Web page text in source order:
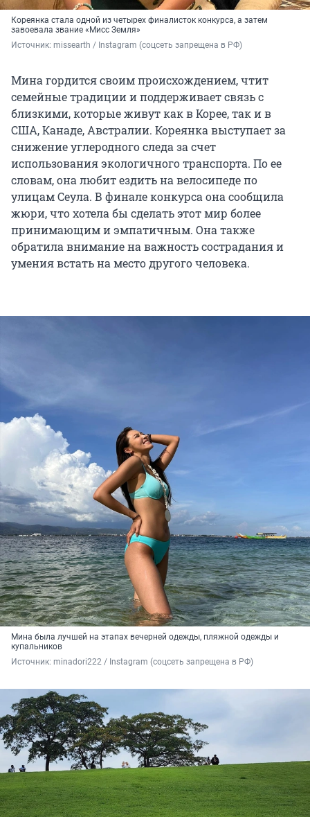
Кореянка стала одной из четырех финалисток конкурса, а затем
завоевала звание «Мисс Земля»
Источник: missearth / Instagram (соцсеть запрещена в РФ)
Мина гордится своим происхождением, чтит
семейные традиции и поддерживает связь с
близкими, которые живут как в Корее, так и в
США, Канаде, Австралии. Кореянка выступает за
снижение углеродного следа за счет
использования экологичного транспорта. По ее
словам, она любит ездить на велосипеде по
улицам Сеула. В финале конкурса она сообщила
жюри, что хотела бы сделать этот мир более
принимающим и эмпатичным. Она также
обратила внимание на важность сострадания и
умения встать на место другого человека.
Мина была лучшей на этапах вечерней одежды, пляжной одежды и
купальников
Источник: minadori222 / Instagram (соцсеть запрещена в РФ)